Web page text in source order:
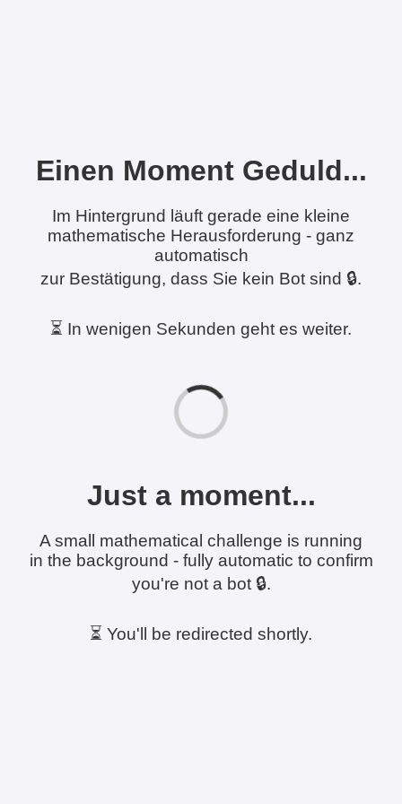
Einen Moment Geduld...
Im Hintergrund läuft gerade eine kleine
mathematische Herausforderung - ganz
automatisch
zur Bestätigung, dass Sie kein Bot sind 🔒.
⏳ In wenigen Sekunden geht es weiter.
Just a moment...
A small mathematical challenge is running
in the background - fully automatic to confirm
you're not a bot 🔒.
⏳ You'll be redirected shortly.